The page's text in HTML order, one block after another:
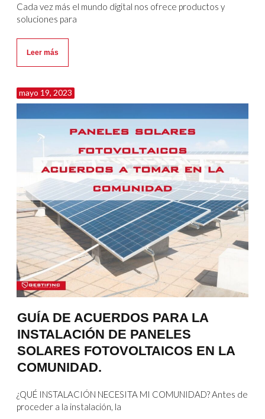
Cada vez más el mundo digital nos ofrece productos y
soluciones para
Leer más
mayo 19, 2023
GUÍA DE ACUERDOS PARA LA
INSTALACIÓN DE PANELES
SOLARES FOTOVOLTAICOS EN LA
COMUNIDAD.
¿QUÉ INSTALACIÓN NECESITA MI COMUNIDAD? Antes de
proceder a la instalación, la